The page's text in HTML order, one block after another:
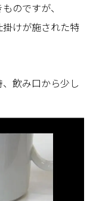
のですが、
けが施された特
飲み口から少し